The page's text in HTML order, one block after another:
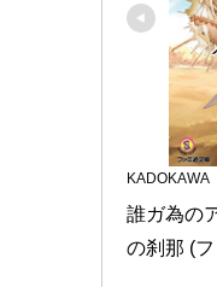
KADOKAWA
誰ガ為の
の刹那 (